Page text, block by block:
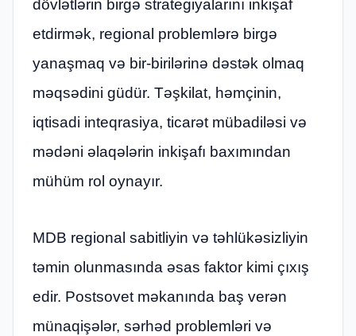
dövlətlərin birgə strategiyalarını inkişaf
etdirmək, regional problemlərə birgə
yanaşmaq və bir-birilərinə dəstək olmaq
məqsədini güdür. Təşkilat, həmçinin,
iqtisadi inteqrasiya, ticarət mübadiləsi və
mədəni əlaqələrin inkişafı baxımından
mühüm rol oynayır.
MDB regional sabitliyin və təhlükəsizliyin
təmin olunmasında əsas faktor kimi çıxış
edir. Postsovet məkanında baş verən
münaqişələr, sərhəd problemləri və